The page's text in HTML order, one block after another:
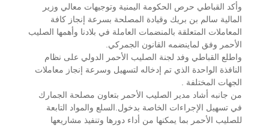
وأكد القباطي حرص الحكومة اليمنية وتوجيهات معالي وزير
المالية سالم بن بريك وقيادة المصلحة بسرعة إنجاز كافة
المعاملات المتعلقة بالمنضمات العاملة في بلادنا وأهمها الصليب
الأحمر وفق لماينضمه القانون الجمركي.
واطلع القباطي وفد لجنة الصليب الأحمر الدولي على نظام
النافذة الواحدة الذي تم إدخاله لتسهيل وسرعة إنجاز معاملات
الجهات المختلفة .
من جانبه أشاد مدير الصليب الأحمر بتعاون مصلحة الجمارك
في تسهيل الإجراءات الخاصة بدخول.السلع والمواد التابعة
للصليب الأحمر بما يمكنها من أداء دورها وتنفيذ مشاريعها